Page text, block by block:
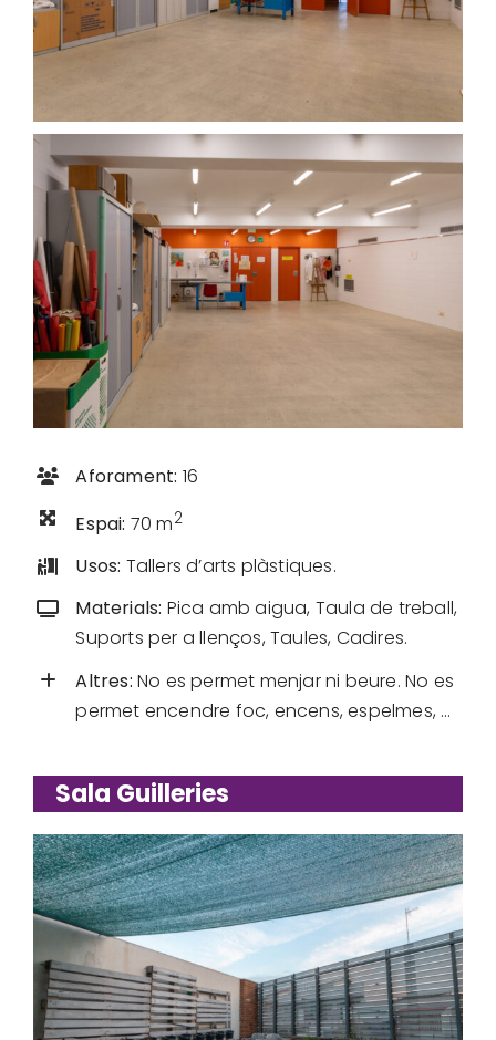
Aforament: 16
Espai: 70 m2
Usos: Tallers d’arts plàstiques.
Materials: Pica amb aigua, Taula de treball,
Suports per a llenços, Taules, Cadires.
Altres: No es permet menjar ni beure. No es
permet encendre foc, encens, espelmes, …
Sala Guilleries